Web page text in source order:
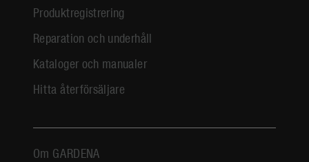
Produktregistrering
Reparation och underhåll
Kataloger och manualer
Hitta återförsäljare
Om GARDENA